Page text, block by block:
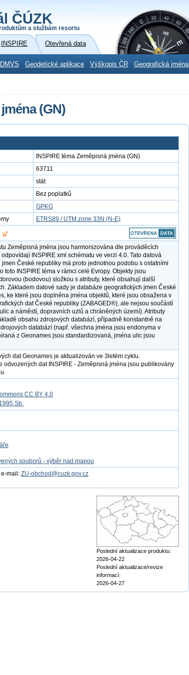
ČÚZK
a službám resortu
INSPIRE Otevřená data
DMVS Geodetické aplikace Výškopis ČR Geografická jména
(GN)
INSPIRE téma Zeměpisná jména (GN)
63711
stát
Bez poplatků
GPKG
ETRS89 / UTM zone 33N (N-E)
Zeměpisná jména jsou harmonizována dle prováděcích
INSPIRE xml schématu ve verzi 4.0. Tato datová
České republiky má proto jednotnou podobu s ostatními
toto INSPIRE téma v rámci celé Evropy. Objekty jsou
(bodovou) složkou s atributy, které obsahují další
Základem datové sady je databáze geografických jmen České
ke které jsou doplněna jména objektů, které jsou obsažena v
dat České republiky (ZABAGED®), ale nejsou součástí
a náměstí, dopravních uzlů a chráněných území). Atributy
obsahu zdrojových databází, případně konstantně na
databází (např. všechna jména jsou endonyma v
z Geonames jsou standardizovaná, jména ulic jsou
dat Geonames je aktualizován ve 3letém cyklu.
odvozených dat INSPIRE - Zeměpisná jména jsou publikovány
CC BY 4.0
Sb.
souborů - výběr nad mapou
mail: ZU-obchod@cuzk.gov.cz
Poslední aktualizace produktu:
2026-04-22
Poslední aktualizace/revize
informací:
2026-04-27